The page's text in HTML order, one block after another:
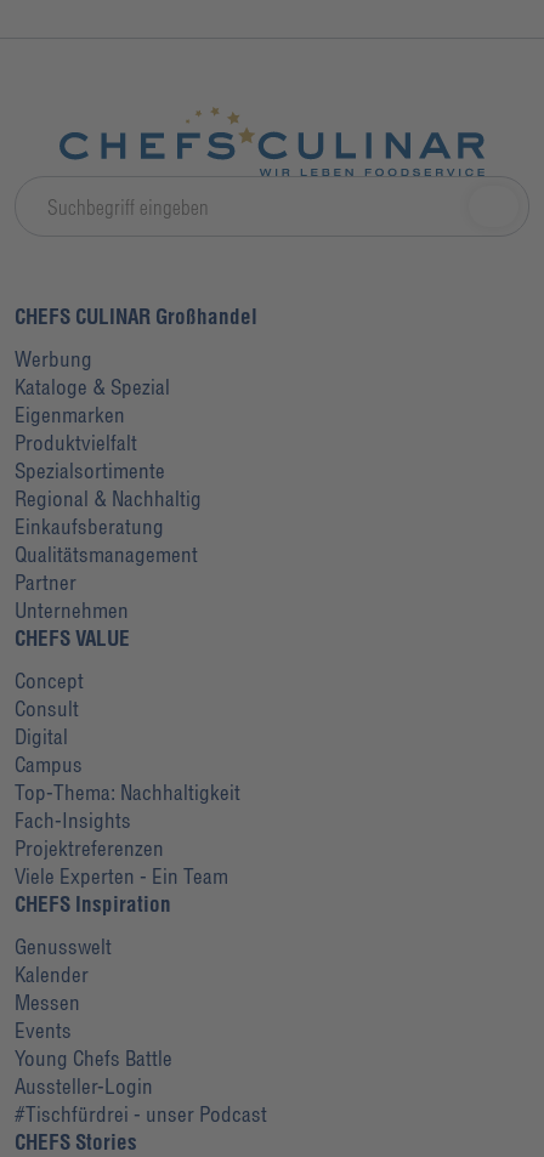
CHEFS CULINAR Großhandel
Werbung
Kataloge & Spezial
Eigenmarken
Produktvielfalt
Spezialsortimente
Regional & Nachhaltig
Einkaufsberatung
Qualitätsmanagement
Partner
Unternehmen
CHEFS VALUE
Concept
Consult
Digital
Campus
Top-Thema: Nachhaltigkeit
Fach-Insights
Projektreferenzen
Viele Experten - Ein Team
CHEFS Inspiration
Genusswelt
Kalender
Messen
Events
Young Chefs Battle
Aussteller-Login
#Tischfürdrei - unser Podcast
CHEFS Stories